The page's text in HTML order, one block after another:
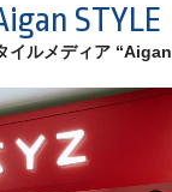
STYLE
イルメディア